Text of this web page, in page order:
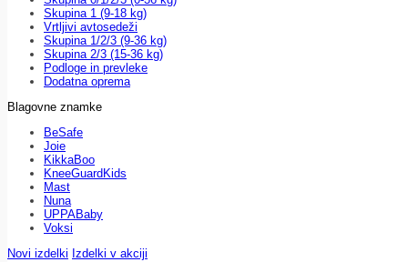
Skupina 1 (9-18 kg)
Vrtljivi avtosedeži
Skupina 1/2/3 (9-36 kg)
Skupina 2/3 (15-36 kg)
Podloge in prevleke
Dodatna oprema
Blagovne znamke
BeSafe
Joie
KikkaBoo
KneeGuardKids
Mast
Nuna
UPPABaby
Voksi
Novi izdelki Izdelki v akciji